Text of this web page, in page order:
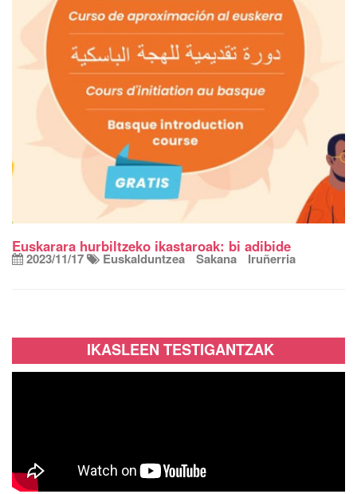
Euskarara hurbiltzeko ikastaroak: bi adibide
2023/11/17 Euskalduntzea Sakana Iruñerria
IKASLEEN TESTIGANTZAK